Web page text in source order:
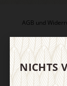
AGB und
Vertrag
NICHTS